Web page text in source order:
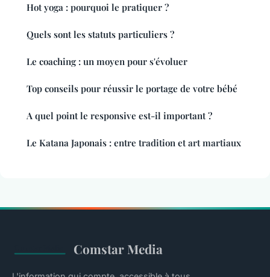
Hot yoga : pourquoi le pratiquer ?
Quels sont les statuts particuliers ?
Le coaching : un moyen pour s'évoluer
Top conseils pour réussir le portage de votre bébé
A quel point le responsive est-il important ?
Le Katana Japonais : entre tradition et art martiaux
Comstar Media